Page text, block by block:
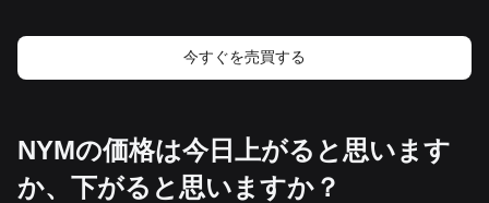
今すぐを売買する
NYMの価格は今日上がると思います
か、下がると思いますか？